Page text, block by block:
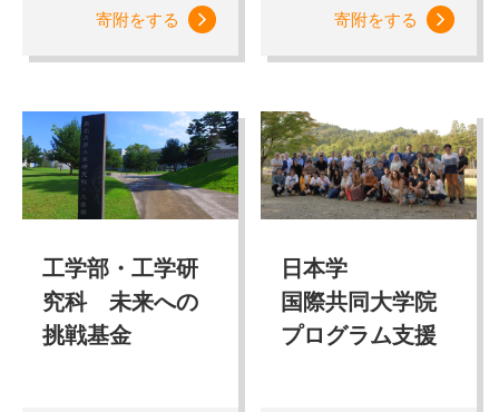
寄附をする 寄附をする
工学部・工学研
究科 未来への
挑戦基金
日本学
国際共同大学院
プログラム支援